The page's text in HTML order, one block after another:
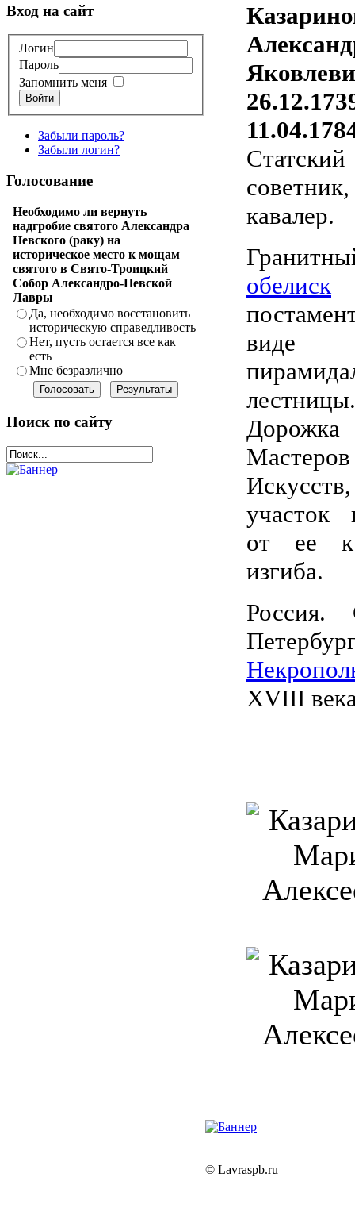
Вход на сайт
Логин
Пароль
Запомнить меня
Войти
Забыли пароль?
Забыли логин?
Голосование
Необходимо ли вернуть
надгробие святого Александра
Невского (раку) на
историческое место к мощам
святого в Свято-Троицкий
Собор Александро-Невской
Лавры
Да, необходимо восстановить
историческую справедливость
Нет, пусть остается все как
есть
Мне безразлично
Поиск по сайту
Статский
советник,
кавалер.
обелиск
виде
лестницы.
Дорожка
Мастеров
Искусств,
от ее
изгиба.
Россия.
XVIII
© Lavraspb.ru